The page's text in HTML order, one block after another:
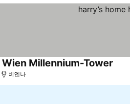
Millennium-Tower
비엔나